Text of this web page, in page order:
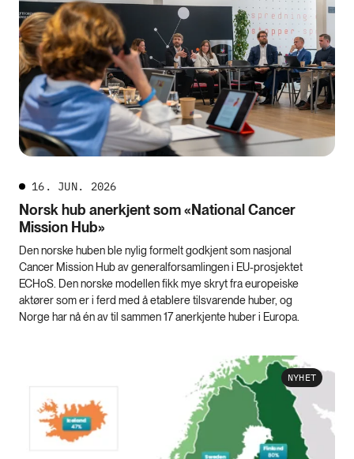
16. JUN. 2026
Norsk hub anerkjent som «National Cancer
Mission Hub»
Den norske huben ble nylig formelt godkjent som nasjonal
Cancer Mission Hub av generalforsamlingen i EU-prosjektet
ECHoS. Den norske modellen fikk mye skryt fra europeiske
aktører som er i ferd med å etablere tilsvarende huber, og
Norge har nå én av til sammen 17 anerkjente huber i Europa.
NYHET